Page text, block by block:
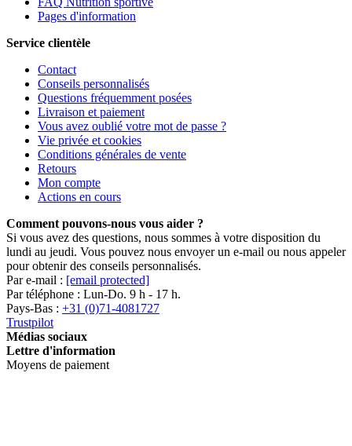
Pages d'information
Service clientèle
Contact
Conseils personnalisés
Questions fréquemment posées
Livraison et paiement
Vous avez oublié votre mot de passe ?
Vie privée et cookies
Conditions générales de vente
Retours
Mon compte
Actions en cours
Comment pouvons-nous vous aider ?
Si vous avez des questions, nous sommes à votre disposition du
lundi au jeudi. Vous pouvez nous envoyer un e-mail ou nous appeler
pour obtenir des conseils personnalisés.
Par e-mail : [email protected]
Par téléphone : Lun-Do. 9 h - 17 h.
Pays-Bas : +31 (0)71-4081727
Trustpilot
Médias sociaux
Lettre d'information
Moyens de paiement